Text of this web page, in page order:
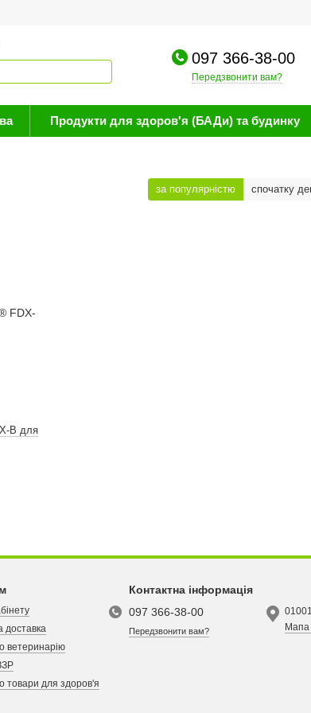
097 366-38-00
Передзвонити вам?
Продукти для здоров'я (БАДи) та будинку
за популярністю спочатку
B для
доставка
ветеринарію
товари для здоров'я
Контактна інформація
097 366-38-00
Передзвонити вам?
Мапа